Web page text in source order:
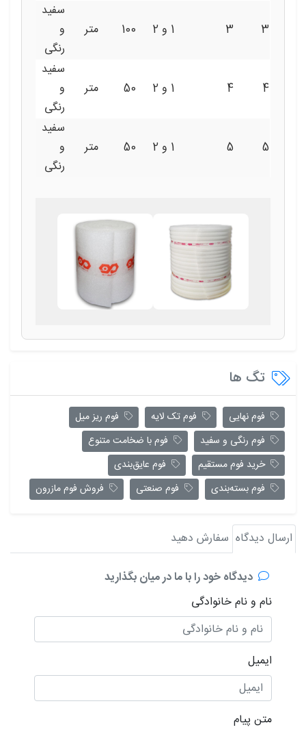
3
3 1 و 2 100 متر
سفید
و
رنگی
4
4 1 و 2 50 متر
سفید
و
رنگی
5
5 1 و 2 50 متر
سفید
و
رنگی
تگ ها
فوم نهایی فوم تک لایه
فوم ریز میل
فوم رنگی و سفید
فوم با ضخامت متنوع
خرید فوم مستقیم
فوم عایق‌بندی
فوم بسته‌بندی
فوم صنعتی فروش فوم مازرون
ارسال دیدگاه سفارش دهید
دیدگاه خود را با ما در میان بگذارید
نام و نام خانوادگی
ایمیل
متن پیام